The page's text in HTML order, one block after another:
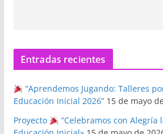
Entradas recientes
“Aprendemos Jugando: Talleres
Educación Inicial 2026” 15 de mayo
Proyecto
“Celebramos con Alegría